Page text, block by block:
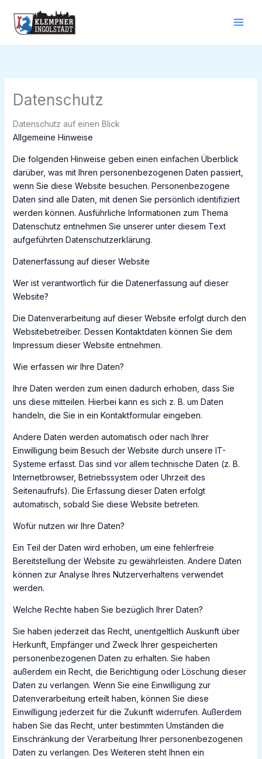
Inhalt
springen
Datenschutz
Datenschutz auf einen Blick
Allgemeine Hinweise
Die folgenden Hinweise geben einen einfachen Überblick
darüber, was mit Ihren personenbezogenen Daten passiert,
wenn Sie diese Website besuchen. Personenbezogene
Daten sind alle Daten, mit denen Sie persönlich identifiziert
werden können. Ausführliche Informationen zum Thema
Datenschutz entnehmen Sie unserer unter diesem Text
aufgeführten Datenschutzerklärung.
Datenerfassung auf dieser Website
Wer ist verantwortlich für die Datenerfassung auf dieser
Website?
Die Datenverarbeitung auf dieser Website erfolgt durch den
Websitebetreiber. Dessen Kontaktdaten können Sie dem
Impressum dieser Website entnehmen.
Wie erfassen wir Ihre Daten?
Ihre Daten werden zum einen dadurch erhoben, dass Sie
uns diese mitteilen. Hierbei kann es sich z. B. um Daten
handeln, die Sie in ein Kontaktformular eingeben.
Andere Daten werden automatisch oder nach Ihrer
Einwilligung beim Besuch der Website durch unsere IT-
Systeme erfasst. Das sind vor allem technische Daten (z. B.
Internetbrowser, Betriebssystem oder Uhrzeit des
Seitenaufrufs). Die Erfassung dieser Daten erfolgt
automatisch, sobald Sie diese Website betreten.
Wofür nutzen wir Ihre Daten?
Ein Teil der Daten wird erhoben, um eine fehlerfreie
Bereitstellung der Website zu gewährleisten. Andere Daten
können zur Analyse Ihres Nutzerverhaltens verwendet
werden.
Welche Rechte haben Sie bezüglich Ihrer Daten?
Sie haben jederzeit das Recht, unentgeltlich Auskunft über
Herkunft, Empfänger und Zweck Ihrer gespeicherten
personenbezogenen Daten zu erhalten. Sie haben
außerdem ein Recht, die Berichtigung oder Löschung dieser
Daten zu verlangen. Wenn Sie eine Einwilligung zur
Datenverarbeitung erteilt haben, können Sie diese
Einwilligung jederzeit für die Zukunft widerrufen. Außerdem
haben Sie das Recht, unter bestimmten Umständen die
Einschränkung der Verarbeitung Ihrer personenbezogenen
Daten zu verlangen. Des Weiteren steht Ihnen ein